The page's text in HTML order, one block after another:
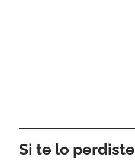
Si te lo perdiste